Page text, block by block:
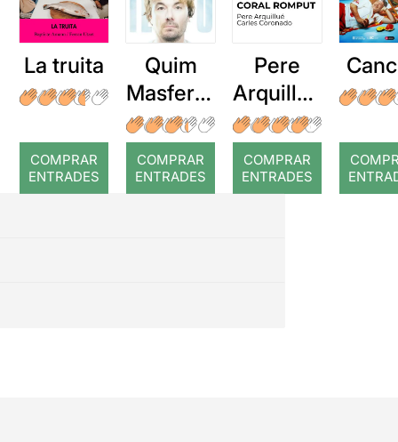
La truita
COMPRAR
ENTRADES
Quim
Masferre
r: Temps
COMPRAR
ENTRADES
Pere
Arquillué
: Coral
romput
COMPRAR
ENTRADES